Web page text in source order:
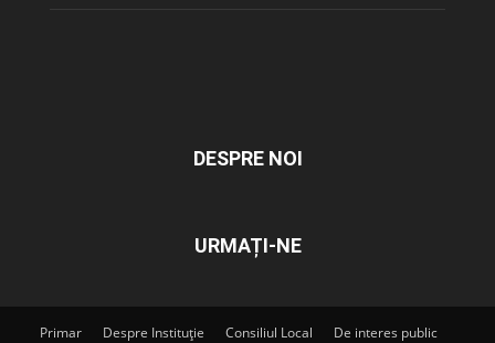
DESPRE NOI
URMAȚI-NE
Primar Despre Instituție Consiliul Local De interes public